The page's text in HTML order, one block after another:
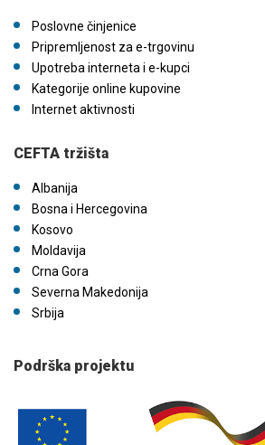
Poslovne činjenice
Pripremljenost za e-trgovinu
Upotreba interneta i e-kupci
Kategorije online kupovine
Internet aktivnosti
CEFTA tržišta
Albanija
Bosna i Hercegovina
Kosovo
Moldavija
Crna Gora
Severna Makedonija
Srbija
Podrška projektu